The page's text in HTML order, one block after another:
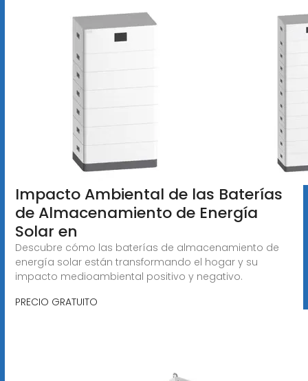
Impacto Ambiental de las Baterías
de Almacenamiento de Energía
Solar en
Descubre cómo las baterías de almacenamiento de
energía solar están transformando el hogar y su
impacto medioambiental positivo y negativo.
PRECIO GRATUITO